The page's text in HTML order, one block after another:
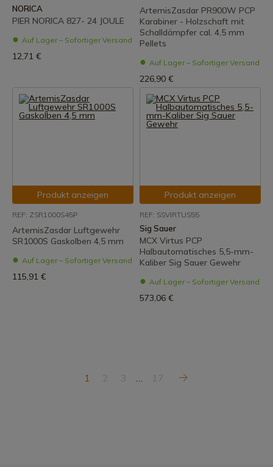
NORICA
PIER NORICA 827- 24 JOULE
Auf Lager – Sofortiger Versand
12,71 €
ArtemisZasdar PR900W PCP
Karabiner - Holzschaft mit
Schalldämpfer cal. 4,5 mm
Pellets
Auf Lager – Sofortiger Versand
226,90 €
Produkt anzeigen
REF: ZSR1000S45P
ArtemisZasdar Luftgewehr
SR1000S Gaskolben 4,5 mm
Auf Lager – Sofortiger Versand
115,91 €
Produkt anzeigen
REF: SSVIRTUS55
Sig Sauer
MCX Virtus PCP
Halbautomatisches 5,5-mm-
Kaliber Sig Sauer Gewehr
Auf Lager – Sofortiger Versand
573,06 €
1 2 3 … 17